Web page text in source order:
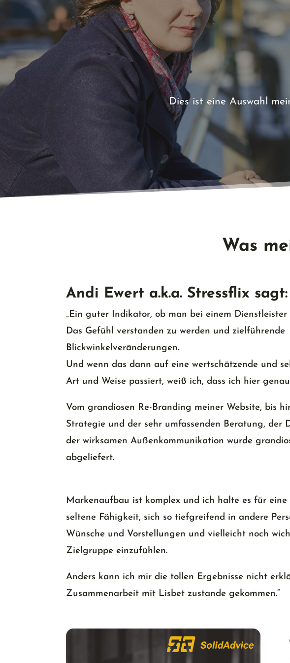
Dies ist eine Auswahl
Was
Andi Ewert a.k.a. Stressflix sagt:
„ Ein guter Indikator, ob man bei einem
Das Gefühl verstanden zu werden und zielführende
Blickwinkelveränderungen.
Und wenn das dann auf eine wertschätzende und
Art und Weise passiert, weiß ich, dass ich hier
Vom grandiosen Re-Branding meiner Website, bis
Strategie und der sehr umfassenden Beratung, der
der wirksamen Außenkommunikation wurde
abgeliefert.
Markenaufbau ist komplex und ich halte es für
seltene Fähigkeit, sich so tiefgreifend in andere
Wünsche und Vorstellungen und vielleicht noch
Zielgruppe einzufühlen.
Anders kann ich mir die tollen Ergebnisse nicht
Zusammenarbeit mit Lisbet zustande gekommen.“